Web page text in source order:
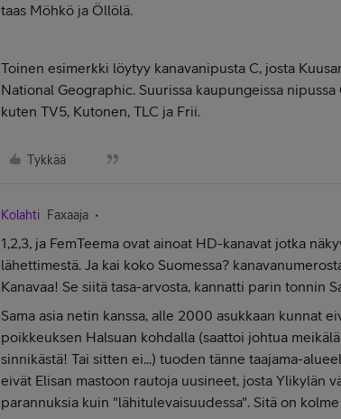
taas Möhkö ja Öllölä.
Toinen esimerkki löytyy kanavanipusta C, josta
National Geographic. Suurissa kaupungeissa nipussa
kuten TV5, Kutonen, TLC ja Frii.
Tykkää
Kolahti Faxaaja
1,2,3, ja FemTeema ovat ainoat HD-kanavat jotka
lähettimestä. Ja kai koko Suomessa?
Kanavaa! Se siitä tasa-arvosta, kannatti parin tonnin
Sama asia netin kanssa, alle 2000 asukkaan kunnat
poikkeuksen Halsuan kohdalla (saattoi johtua
sinnikästä! Tai sitten ei...) tuoden tänne taajama-
eivät Elisan mastoon rautoja uusineet, josta Ylikylän
parannuksia kuin "lähitulevaisuudessa". Sitä on